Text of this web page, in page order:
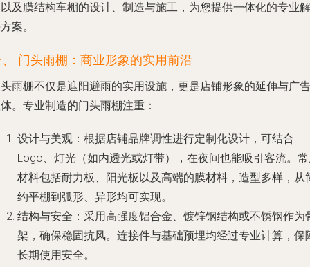
及膜结构车棚的设计、制造与施工，为您提供一体化的专业解
案。
门头雨棚：商业形象的实用前沿
雨棚不仅是遮阳避雨的实用设施，更是店铺形象的延伸与广告
。专业制造的门头雨棚注重：
设计与美观 ：根据店铺品牌调性进行定制化设计，可结合
Logo、灯光（如内透光或灯带），在夜间也能吸引客流。
材料包括耐力板、阳光板以及高端的膜材料，造型多样，从
约平棚到弧形、异形均可实现。
结构与安全 ：采用高强度铝合金、镀锌钢结构或不锈钢作为
架，确保稳固抗风。连接件与基础预埋均经过专业计算，保
长期使用安全。